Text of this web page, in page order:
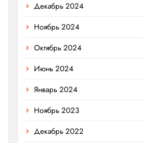
Декабрь 2024
Ноябрь 2024
Октябрь 2024
Июнь 2024
Январь 2024
Ноябрь 2023
Декабрь 2022